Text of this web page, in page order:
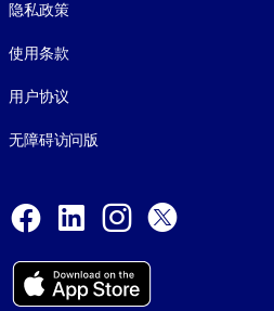
隐私政策
使用条款
用户协议
无障碍访问版
Facebook
LinkedInInstagram